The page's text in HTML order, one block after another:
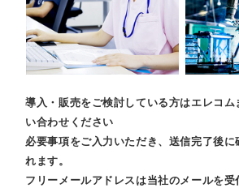
導入・販売をご検討している方はエレコム
い合わせください
必要事項をご入力いただき、送信完了後に
れます。
フリーメールアドレスは当社のメールを